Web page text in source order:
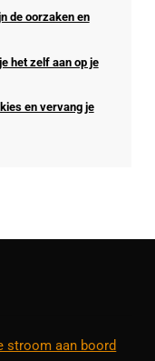
de oorzaken en
het zelf aan op je
en vervang je
stroom aan boord